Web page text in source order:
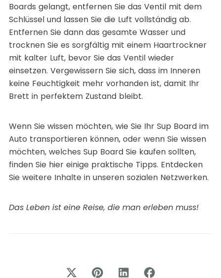
Boards gelangt, entfernen Sie das Ventil mit dem
Schlüssel und lassen Sie die Luft vollständig ab.
Entfernen Sie dann das gesamte Wasser und
trocknen Sie es sorgfältig mit einem Haartrockner
mit kalter Luft, bevor Sie das Ventil wieder
einsetzen. Vergewissern Sie sich, dass im Inneren
keine Feuchtigkeit mehr vorhanden ist, damit Ihr
Brett in perfektem Zustand bleibt.
Wenn Sie wissen möchten, wie Sie Ihr Sup Board im
Auto transportierenkönnen, oder wenn Sie wissen
möchten, welches Sup Board Sie kaufen sollten,
finden Sie hier einige praktische Tipps. Entdecken
Sie weitere Inhalte in unseren sozialen Netzwerken.
Das Leben ist eine Reise, die man erleben muss!